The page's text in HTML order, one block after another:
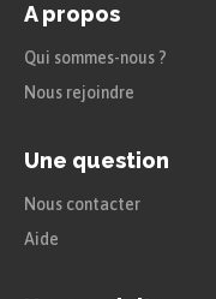
criminel à avoir
Chapitre 4
pour sorcier de
Ron et Hermione,
rentrée. Harry
est à sa poursuite
A propos
Qui sommes-nous ?
Nous rejoindre
Une question
Nous contacter
Aide